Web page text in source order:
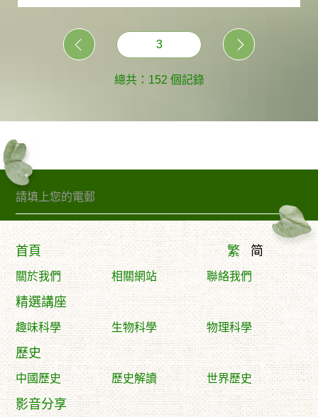
3
總共：152 個記錄
訂閱精句
首頁 简
繁
關於我們 相關網站 聯絡我們
精選講座
趣味科學 生物科學 物理科學
歷史
中國歷史 歷史解讀 世界歷史
影音分享